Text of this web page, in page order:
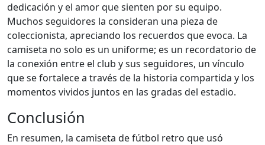
dedicación y el amor que sienten por su equipo.
Muchos seguidores la consideran una pieza de
coleccionista, apreciando los recuerdos que evoca. La
camiseta no solo es un uniforme; es un recordatorio de
la conexión entre el club y sus seguidores, un vínculo
que se fortalece a través de la historia compartida y los
momentos vividos juntos en las gradas del estadio.
Conclusión
En resumen, la camiseta de fútbol retro que usó